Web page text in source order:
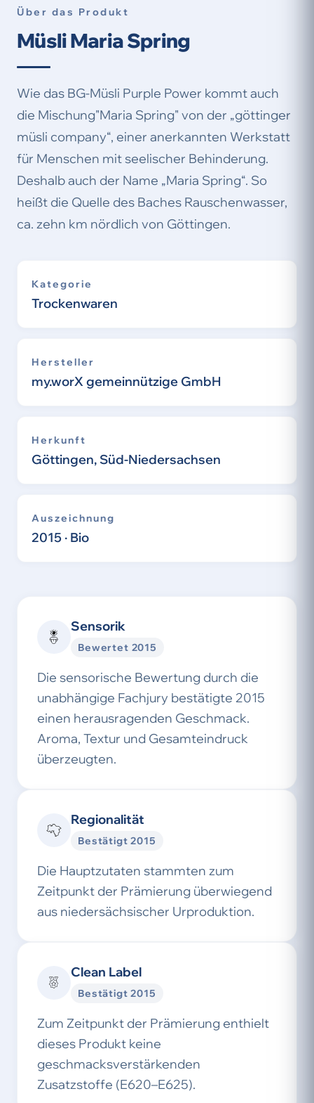
Über das Produkt
Müsli Maria Spring
Wie das BG-Müsli Purple Power kommt auch
die Mischung"Maria Spring" von der „göttinger
müsli company“, einer anerkannten Werkstatt
für Menschen mit seelischer Behinderung.
Deshalb auch der Name „Maria Spring“. So
heißt die Quelle des Baches Rauschenwasser,
ca. zehn km nördlich von Göttingen.
Kategorie
Trockenwaren
Hersteller
my.worX gemeinnützige GmbH
Herkunft
Göttingen, Süd-Niedersachsen
Auszeichnung
2015 · Bio
Sensorik
Bewertet 2015
Die sensorische Bewertung durch die
unabhängige Fachjury bestätigte 2015
einen herausragenden Geschmack.
Aroma, Textur und Gesamteindruck
überzeugten.
Regionalität
Bestätigt 2015
Die Hauptzutaten stammten zum
Zeitpunkt der Prämierung überwiegend
aus niedersächsischer Urproduktion.
Clean Label
Bestätigt 2015
Zum Zeitpunkt der Prämierung enthielt
dieses Produkt keine
geschmacksverstärkenden
Zusatzstoffe (E620–E625).